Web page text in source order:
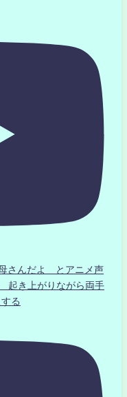
さんだよ とアニメ声
起き上がりながら両手
る